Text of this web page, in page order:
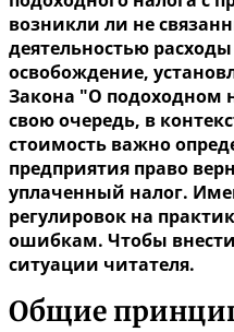
возникли ли не
деятельностью
освобождение,
Закона "О подоходном
свою очередь, в
стоимость важно
предприятия право
уплаченный налог.
регулировок на
ошибкам. Чтобы
ситуации читателя.
Общие